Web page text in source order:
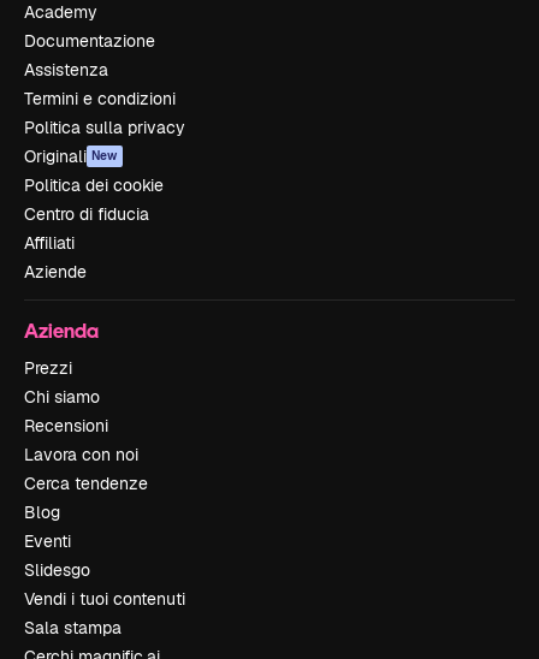
Academy
Documentazione
Assistenza
Termini e condizioni
Politica sulla privacy
Originali New
Politica dei cookie
Centro di fiducia
Affiliati
Aziende
Azienda
Prezzi
Chi siamo
Recensioni
Lavora con noi
Cerca tendenze
Blog
Eventi
Slidesgo
Vendi i tuoi contenuti
Sala stampa